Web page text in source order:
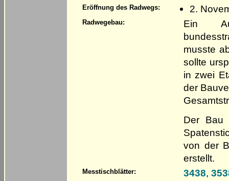
Eröffnung des Radwegs: 2.
Radwegebau:
Ein
musste
sollte
in zwei
der
Der Bau
von der
erstellt.
Messtischblätter: 3438,